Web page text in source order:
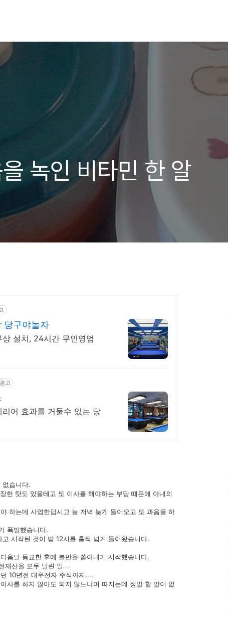
녹인 비타민 한 알
당구야놀자
설치, 24시간 무인영업
광고
어 효과를 거둘수 있는 당
없습니다.
한 탓도 있을테고 또 이사를 해야하는 부담 때문에 아내의
하는데 사업한답시고 늘 저녁 늦게 들어오고 또 과음을 하
폭발했습니다.
시작된 것이 밤 12시를 훌쩍 넘겨 들어왔습니다.
음날 등교한 후에 불만을 쏟아내기 시작했습니다.
재산을 모두 날린 일....
10년전 대우전자 주식까지....
사를 하지 않아도 되지 않느냐며 따지는데 정말 할 말이 없